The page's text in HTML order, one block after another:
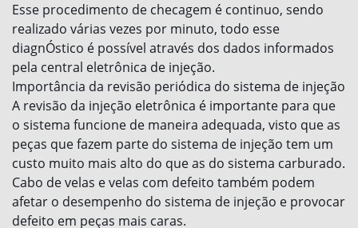
Esse procedimento de checagem é continuo, sendo
realizado várias vezes por minuto, todo esse
diagnÓstico é possível através dos dados informados
pela central eletrônica de injeção.
Importância da revisão periódica do sistema de injeção
A revisão da injeção eletrônica é importante para que
o sistema funcione de maneira adequada, visto que as
peças que fazem parte do sistema de injeção tem um
custo muito mais alto do que as do sistema carburado.
Cabo de velas e velas com defeito também podem
afetar o desempenho do sistema de injeção e provocar
defeito em peças mais caras.